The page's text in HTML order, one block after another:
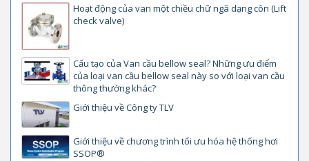
Hoạt động của van một chiều chữ ngã dạng côn (Lift
check valve)
Cấu tạo của Van cầu bellow seal? Những ưu điểm
của loại van cầu bellow seal này so với loại van cầu
thông thường khác?
Giới thiệu về Công ty TLV
Giới thiệu về chương trình tối ưu hóa hệ thống hơi
SSOP®